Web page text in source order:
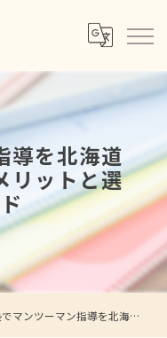
導を北海道
リットと選
ンツーマン指導を北海道岩見沢市で受けるメリットと選び方ガイド